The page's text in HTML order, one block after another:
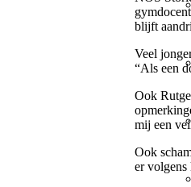
blijft
Veel
“Als een
Ook
mij een
Ook
er volgens